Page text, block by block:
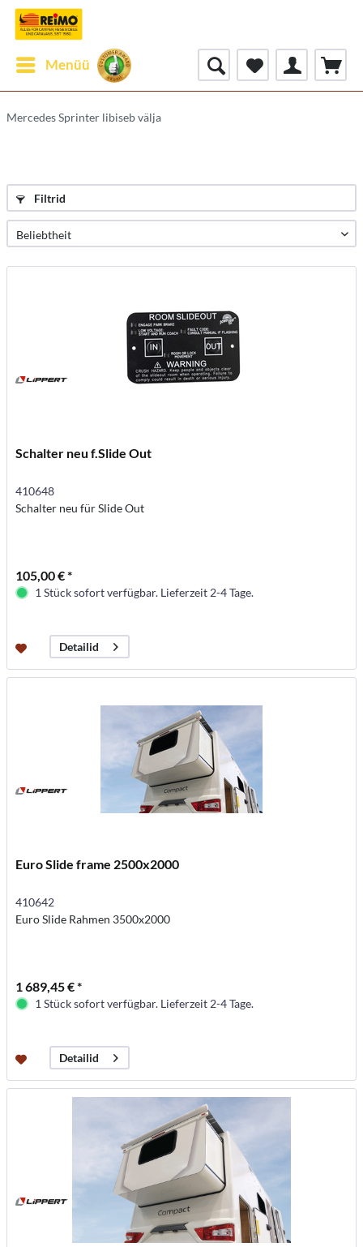
Menüü
Mercedes Sprinter libiseb välja
Filtrid
Schalter neu f.Slide Out
410648
Schalter neu für Slide Out
105,00 € *
1 Stück sofort verfügbar. Lieferzeit 2-4 Tage.
Detailid
Euro Slide frame 2500x2000
410642
Euro Slide Rahmen 3500x2000
1 689,45 € *
1 Stück sofort verfügbar. Lieferzeit 2-4 Tage.
Detailid